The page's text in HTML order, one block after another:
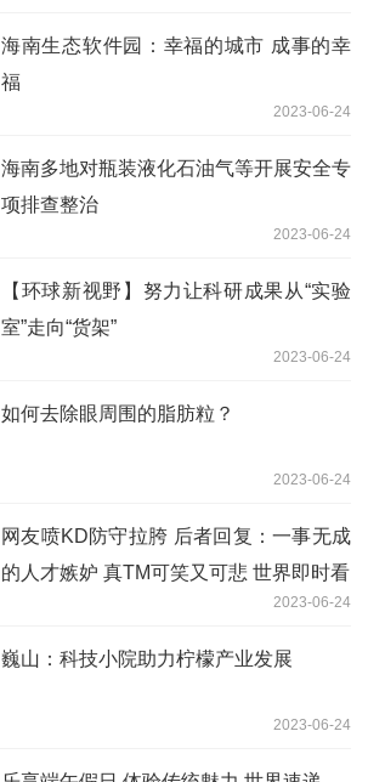
海南生态软件园：幸福的城市 成事的幸
福
2023-06-24
海南多地对瓶装液化石油气等开展安全专
项排查整治
2023-06-24
【环球新视野】努力让科研成果从“实验
室”走向“货架”
2023-06-24
如何去除眼周围的脂肪粒？
2023-06-24
网友喷KD防守拉胯 后者回复：一事无成
的人才嫉妒 真TM可笑又可悲 世界即时看
2023-06-24
巍山：科技小院助力柠檬产业发展
2023-06-24